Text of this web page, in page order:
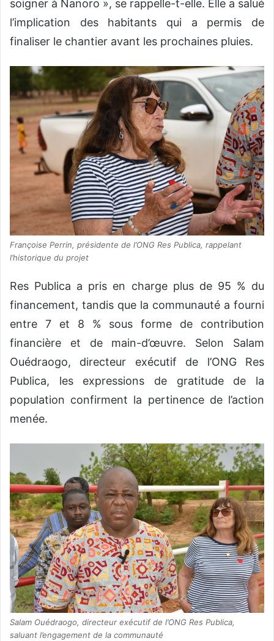
soigner à Nanoro », se rappelle-t-elle. Elle a salué
l’implication des habitants qui a permis de
finaliser le chantier avant les prochaines pluies.
Françoise Perrin, présidente de l’ONG Res Publica, rappelant
l’historique du projet
Res Publica a pris en charge plus de 95 % du
financement, tandis que la communauté a fourni
entre 7 et 8 % sous forme de contribution
financière et de main-d’œuvre. Selon Salam
Ouédraogo, directeur exécutif de l’ONG Res
Publica, les expressions de gratitude de la
population confirment la pertinence de l’action
menée.
Salam Ouédraogo, directeur exécutif de l’ONG Res Publica,
saluant l’engagement de la communauté